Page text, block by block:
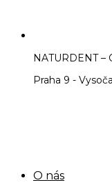
NATURDENT –
Praha 9 -
O nás